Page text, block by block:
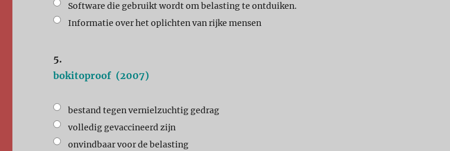
Software die gebruikt wordt om belasting te ontduiken.
Informatie over het oplichten van rijke mensen
5.
bokitoproof (2007)
bestand tegen vernielzuchtig gedrag
volledig gevaccineerd zijn
onvindbaar voor de belasting